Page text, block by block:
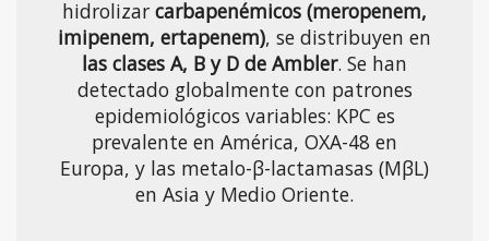
hidrolizar carbapenémicos (meropenem,
imipenem, ertapenem), se distribuyen en
las clases A, B y D de Ambler. Se han
detectado globalmente con patrones
epidemiológicos variables: KPC es
prevalente en América, OXA-48 en
Europa, y las metalo-β-lactamasas (MβL)
en Asia y Medio Oriente.